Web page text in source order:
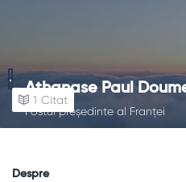
Athanase Paul
Fostul președinte al Franței
1 Citat
Despre